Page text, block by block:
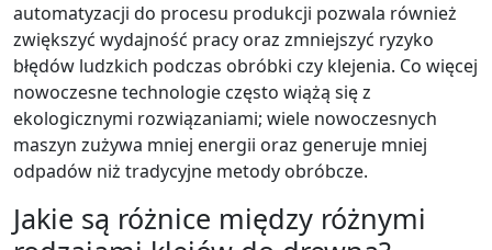
automatyzacji do procesu produkcji pozwala również
zwiększyć wydajność pracy oraz zmniejszyć ryzyko
błędów ludzkich podczas obróbki czy klejenia. Co więcej
nowoczesne technologie często wiążą się z
ekologicznymi rozwiązaniami; wiele nowoczesnych
maszyn zużywa mniej energii oraz generuje mniej
odpadów niż tradycyjne metody obróbcze.
Jakie są różnice między różnymi